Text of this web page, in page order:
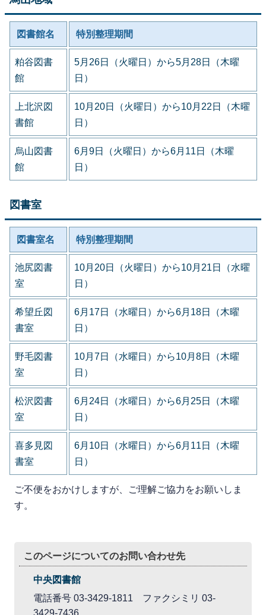
図書館名 特別整理期間
粕谷図書
館
5月26日（火曜日）から5月28日（木曜
日）
上北沢図
書館
10月20日（火曜日）から10月22日（木曜
日）
烏山図書
館
6月9日（火曜日）から6月11日（木曜
日）
図書室
図書室名 特別整理期間
池尻図書
室
10月20日（火曜日）から10月21日（水曜
日）
希望丘図
書室
6月17日（水曜日）から6月18日（木曜
日）
野毛図書
室
10月7日（水曜日）から10月8日（木曜
日）
松沢図書
室
6月24日（水曜日）から6月25日（木曜
日）
喜多見図
書室
6月10日（水曜日）から6月11日（木曜
日）
ご不便をおかけしますが、ご理解ご協力をお願いしま
す。
このページについてのお問い合わせ先
中央図書館
電話番号 03-3429-1811 ファクシミリ 03-